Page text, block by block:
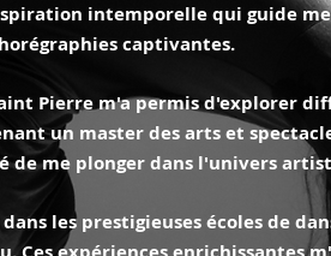
intemporelle qui guide
captivantes.
Pierre m'a permis d'explorer
un master des arts et
me plonger dans l'univers
les prestigieuses écoles de